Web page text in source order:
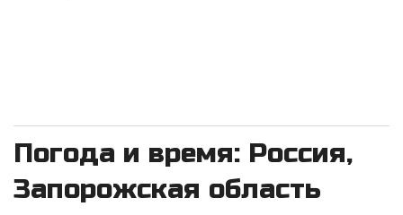
Погода и время: Россия,
Запорожская область